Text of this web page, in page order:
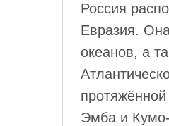
Россия
Евразия.
океанов, а
Эмба и